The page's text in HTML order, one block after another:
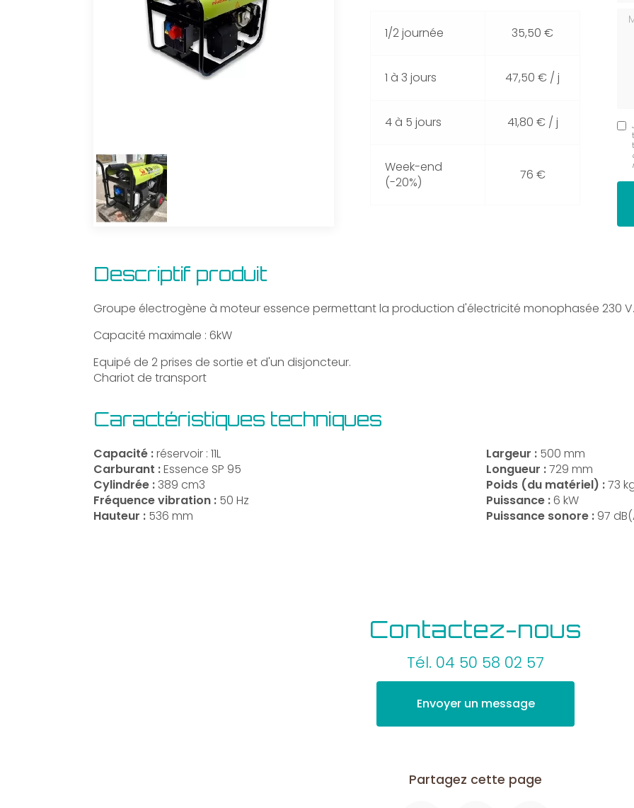
location)
1/2 journée 35,50 €
1 à 3 jours 47,50 € / j
4 à 5 jours 41,80 € / j
Week-end
(-20%)
76 €
Descriptif produit
Groupe électrogène à moteur essence permettant la production d'électricité monophasée 230 V.
Capacité maximale : 6kW
Equipé de 2 prises de sortie et d'un disjoncteur.
Chariot de transport
Caractéristiques techniques
Capacité :réservoir : 11L
Carburant :Essence SP 95
Cylindrée :389 cm3
Fréquence vibration : 50 Hz
Hauteur : 536 mm
Largeur : 500 mm
Longueur :729 mm
Poids (du matériel) :73
Puissance :6 kW
Puissance sonore : 97
Contactez-nous
Tél. 04 50 58 02 57
Envoyer un message
Partagez cette page